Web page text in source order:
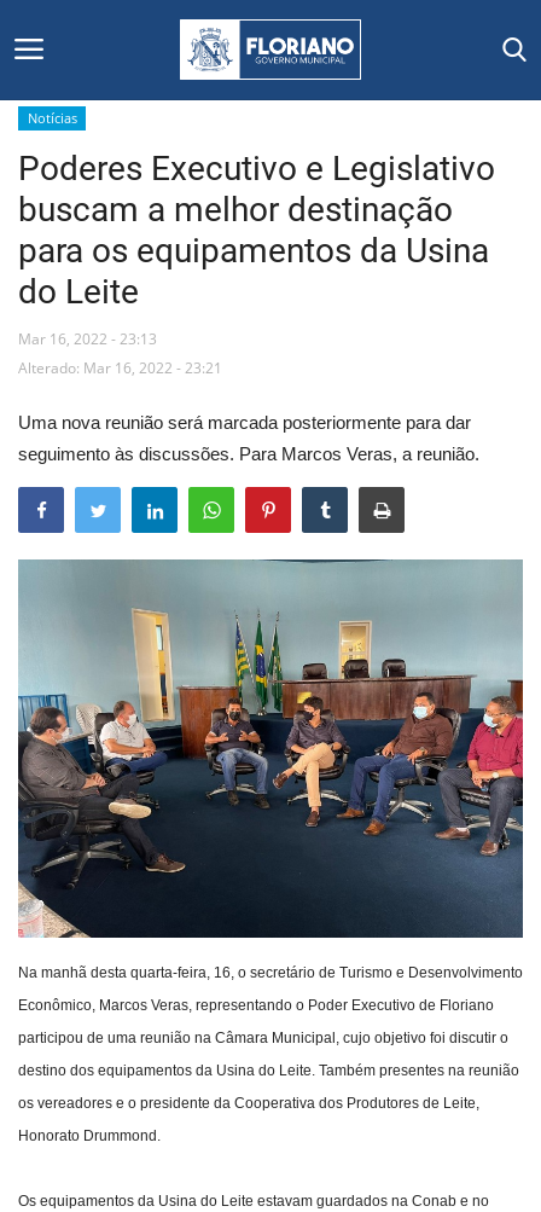
Início
Editais
Floriano
Secretarias e Órgãos
Mural de Licitações
Notícias
Vídeos
Notícias
Poderes Executivo e Legislativo
buscam a melhor destinação
para os equipamentos da Usina
do Leite
Mar 16, 2022 - 23:13
Alterado: Mar 16, 2022 - 23:21
Uma nova reunião será marcada posteriormente para dar
seguimento às discussões. Para Marcos Veras, a reunião.
Na manhã desta quarta-feira, 16, o secretário de Turismo e Desenvolvimento
Econômico, Marcos Veras, representando o Poder Executivo de Floriano
participou de uma reunião na Câmara Municipal, cujo objetivo foi discutir o
destino dos equipamentos da Usina do Leite. Também presentes na reunião
os vereadores e o presidente da Cooperativa dos Produtores de Leite,
Honorato Drummond.
Os equipamentos da Usina do Leite estavam guardados na Conab e no